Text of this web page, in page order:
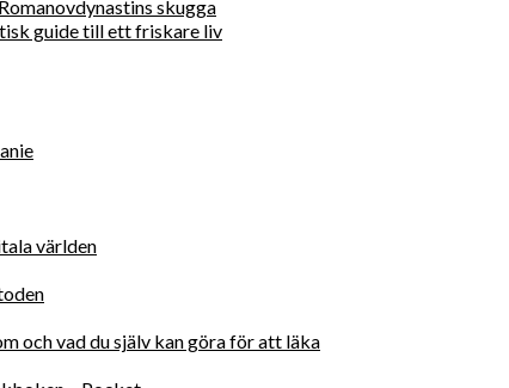
skugga
guide till ett friskare liv
världen
och vad du själv kan göra för att läka